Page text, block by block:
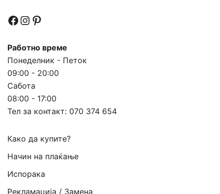
Facebook
Instagram
Pinterest
Работно време
Понеделник - Петок
09:00 - 20:00
Сабота
08:00 - 17:00
Тел за контакт: 070 374 654
Како да купите?
Начин на плаќање
Испорака
Рекламација / Замена